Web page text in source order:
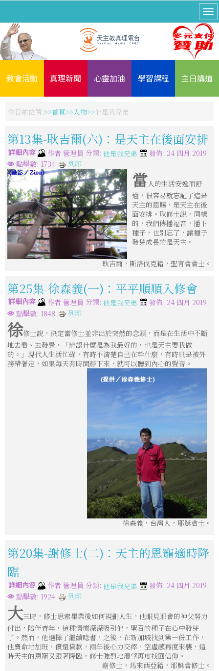
教會活動 真理新聞 心靈加油 學習課程 主日講道
你目前位置: 首頁 人物 他是我兄弟
第13集-耿吉爾(六)：是天主在後面安排
詳細內容 作者 管理員 分類: 他是我兄弟
發佈: 24 四月 2019
點擊數: 1734
列印
當人的生活安逸而舒
適，很容易就忘記了這是
天主的恩賜，是天主在後
面安排。耿修士說，同樣
的，我們傳播福音，播下
種子，也別忘了，讓種子
發芽成長的是天主。
耿吉爾，斯洛伐克籍，聖言會會士。
第25集-徐森義(一)：平平順順入修會
詳細內容 作者 管理員 分類: 他是我兄弟
發佈: 24 四月 2019
點擊數: 1848
列印
徐修士說，決定當修士並非出於突然的念頭，而是在生活中不斷
地去看、去發覺，「辨認什麼是為我最好的，也是天主要我做
的。」現代人生活忙碌，有時不清楚自己在幹什麼，有時只是被外
務帶著走，如果每天有時間靜下來，就可以聽到內心的聲音。
徐森義，台灣人，耶穌會士。
第20集-謝修士(二)：天主的恩寵適時降
臨
詳細內容 作者 管理員 分類: 他是我兄弟
發佈: 24 四月 2019
點擊數: 1924
列印
大三時，修士思索畢業後如何規劃人生，他眼見耶會的神父努力
付出，陪伴青年，這種情懷深深吸引他，聖召的種子在心中發芽
了。然而，他選擇了繼續唸書，之後，在新加坡找到第一份工作，
他賣命地加班，償還貸款，兩年後心力交瘁，空虛感再度來襲，這
時天主的恩寵又跟著降臨，修士強烈地渴望再度找回信仰。
謝修士，馬來西亞籍，耶穌會修士。